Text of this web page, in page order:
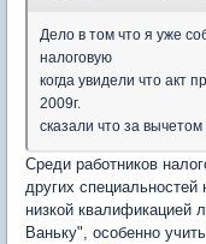
Дело в том что я уже
налоговую
когда увидели что акт
2009г.
сказали что за
Среди работников
других
низкой квалификацией
Ваньку", особенно